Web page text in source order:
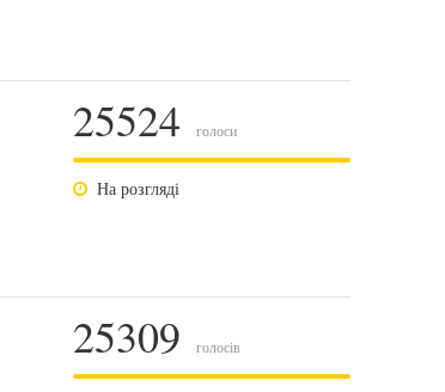
25524 голоси
На розгляді
25309 голосів